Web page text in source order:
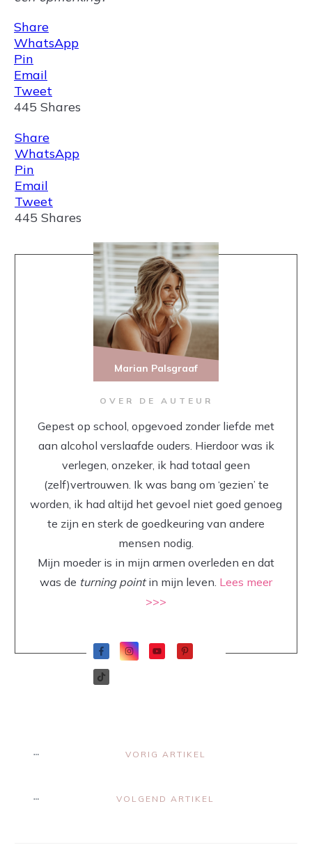
Share
WhatsApp
Pin
Email
Tweet
445 Shares
Share
WhatsApp
Pin
Email
Tweet
445 Shares
OVER DE AUTEUR
Gepest op school, opgevoed zonder liefde met
aan alcohol verslaafde ouders. Hierdoor was ik
verlegen, onzeker, ik had totaal geen
(zelf)vertrouwen. Ik was bang om ‘gezien’ te
worden, ik had altijd het gevoel niet goed genoeg
te zijn en sterk de goedkeuring van andere
mensen nodig.
Mijn moeder is in mijn armen overleden en dat
was de turning pointin mijn leven. Lees meer
>>>
Marian Palsgraaf
VORIG ARTIKEL
VOLGEND ARTIKEL